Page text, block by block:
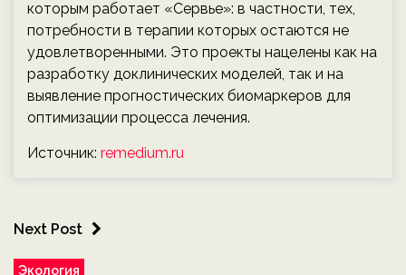
которым работает «Сервье»: в частности, тех,
потребности в терапии которых остаются не
удовлетворенными. Это проекты нацелены как на
разработку доклинических моделей, так и на
выявление прогностических биомаркеров для
оптимизации процесса лечения.
Источник: remedium.ru
Next Post
Экология